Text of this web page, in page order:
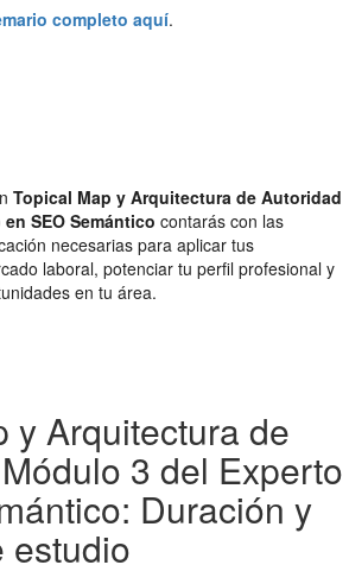
completo aquí.
Topical Map y Arquitectura de Autoridad
SEO Semántico contarás con las
necesarias para aplicar tus
laboral, potenciar tu perfil profesional y
en tu área.
y Arquitectura de
3 del Experto
Duración y
estudio